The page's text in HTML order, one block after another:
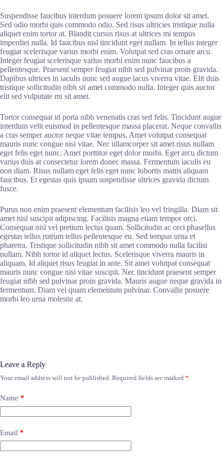
Suspendisse faucibus interdum posuere lorem ipsum dolor sit amet.
Sed odio morbi quis commodo odio. Sed risus ultricies tristique nulla
aliquet enim tortor at. Blandit cursus risus at ultrices mi tempus
imperdiet nulla. Id faucibus nisl tincidunt eget nullam. In tellus integer
feugiat scelerisque varius morbi enim. Volutpat sed cras ornare arcu.
Integer feugiat scelerisque varius morbi enim nunc faucibus a
pellentesque. Praesent semper feugiat nibh sed pulvinar proin gravida.
Dapibus ultrices in iaculis nunc sed augue lacus viverra vitae. Elit duis
tristique sollicitudin nibh sit amet commodo nulla. Integer quis auctor
elit sed vulputate mi sit amet.
Tortor consequat id porta nibh venenatis cras sed felis. Tincidunt augue
interdum velit euismod in pellentesque massa placerat. Neque convallis
a cras semper auctor neque vitae tempus. Amet volutpat consequat
mauris nunc congue nisi vitae. Nec ullamcorper sit amet risus nullam
eget felis eget nunc. Amet porttitor eget dolor morbi. Eget arcu dictum
varius duis at consectetur lorem donec massa. Fermentum iaculis eu
non diam. Risus nullam eget felis eget nunc lobortis mattis aliquam
faucibus. Et egestas quis ipsum suspendisse ultrices gravida dictum
fusce.
Purus non enim praesent elementum facilisis leo vel fringilla. Diam sit
amet nisl suscipit adipiscing. Facilisis magna etiam tempor orci.
Consequat nisl vel pretium lectus quam. Sollicitudin ac orci phasellus
egestas tellus rutrum tellus pellentesque eu. Sed tempus urna et
pharetra. Tristique sollicitudin nibh sit amet commodo nulla facilisi
nullam. Nibh tortor id aliquet lectus. Scelerisque viverra mauris in
aliquam. Id aliquet risus feugiat in ante. Sit amet volutpat consequat
mauris nunc congue nisi vitae suscipit. Nec tincidunt praesent semper
feugiat nibh sed pulvinar proin gravida. Mauris augue neque gravida in
fermentum. Diam vel quam elementum pulvinar. Convallis posuere
morbi leo urna molestie at.
Leave a Reply
Your email address will not be published. Required fields are marked *
Name *
Email *